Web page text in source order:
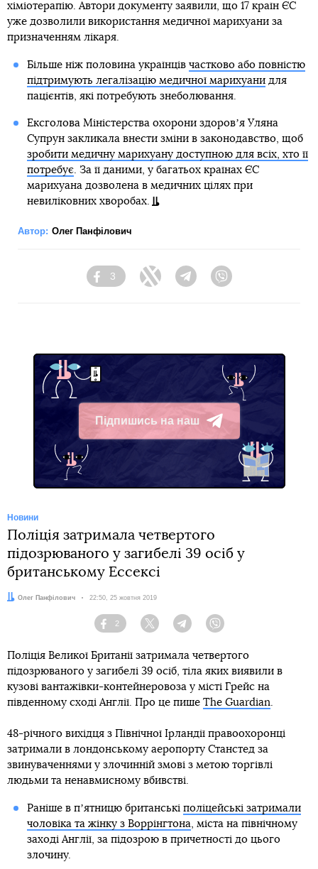
хіміотерапію. Автори документу заявили, що 17 країн ЄС
уже дозволили використання медичної марихуани за
призначенням лікаря.
Більше ніж половина українців частково або повністю
підтримують легалізацію медичної марихуанидля
пацієнтів, які потребують знеболювання.
Ексголова Міністерства охорони здоровʼя Уляна
Супрун закликала внести зміни в законодавство, щоб
зробити медичну марихуану доступною для всіх, хто її
потребує. За її даними, у багатьох країнах ЄС
марихуана дозволена в медичних цілях при
невиліковних хворобах.
Автор: Олег Панфілович
Facebook
3
Twitter TelegramViber
Підпишись на наш
Telegram
Новини
Поліція затримала четвертого
підозрюваного у загибелі 39 осіб у
британському Ессексі
Автор:
Олег Панфілович Дата:
22:50, 25 жовтня 2019
Facebook
2
Twitter TelegramViber
Поліція Великої Британії затримала четвертого
підозрюваного у загибелі 39 осіб, тіла яких виявили в
кузові вантажівки-контейнеровоза у місті Грейс на
південному сході Англії. Про це пише The Guardian.
48-річного вихідця з Північної Ірландії правоохоронці
затримали в лондонському аеропорту Станстед за
звинуваченнями у злочинній змові з метою торгівлі
людьми та ненавмисному вбивстві.
Раніше в пʼятницю британські поліцейські затримали
чоловіка та жінку з Воррінгтона, міста на північному
заході Англії, за підозрою в причетності до цього
злочину.